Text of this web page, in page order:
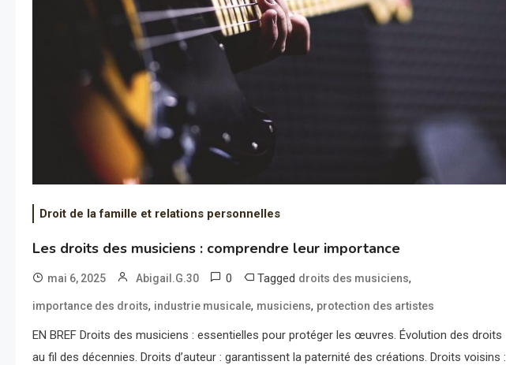
Droit de la famille et relations personnelles
Les droits des musiciens : comprendre leur importance
mai 6, 2025 Abigail.G.30 0 Tagged droits des musiciens,
importance des droits, industrie musicale, musiciens, protection des artistes
EN BREF Droits des musiciens : essentielles pour protéger les œuvres. Évolution des droits
au fil des décennies. Droits d’auteur : garantissent la paternité des créations. Droits voisins :